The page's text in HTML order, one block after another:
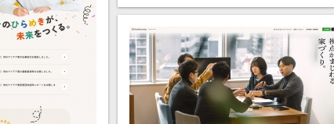
: 9010599
赞34
张 : 9010598
↗影视广播 169
2026-03-17 27
赞34
收藏